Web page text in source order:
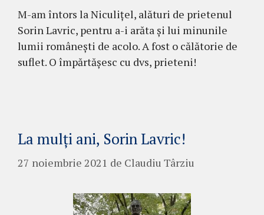
M-am întors la Niculițel, alături de prietenul
Sorin Lavric, pentru a-i arăta și lui minunile
lumii românești de acolo. A fost o călătorie de
suflet. O împărtășesc cu dvs, prieteni!
La mulți ani, Sorin Lavric!
27 noiembrie 2021 de Claudiu Târziu